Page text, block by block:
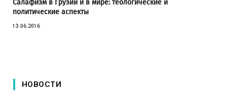
Салафизм в Грузии и в мире: теологические и
политические аспекты
13.06.2016
НОВОСТИ